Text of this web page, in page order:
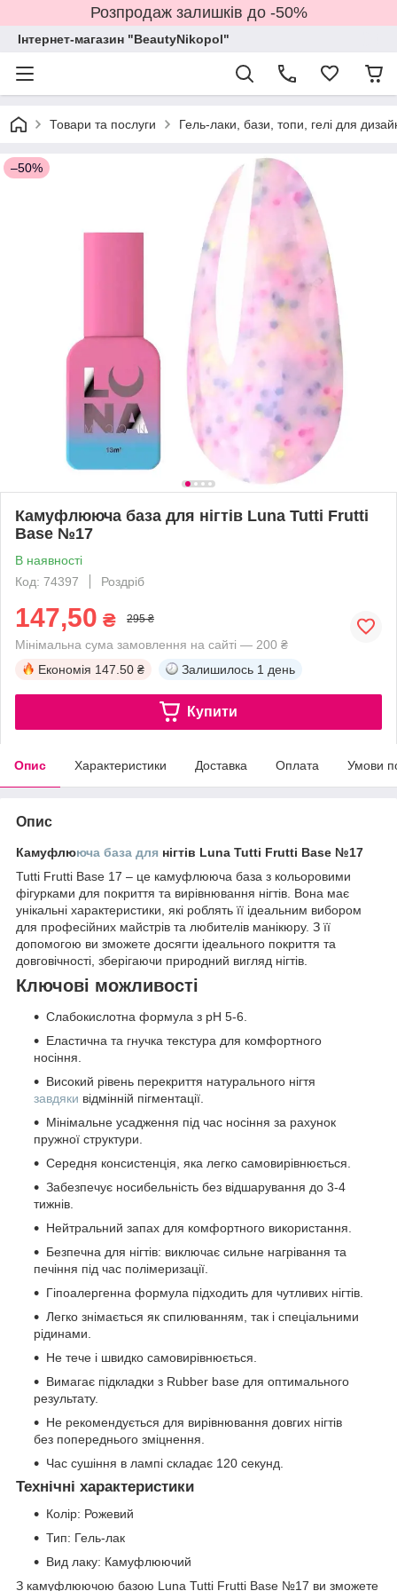
Розпродаж залишків до -50%
Інтернет-магазин "BeautyNikopol"
Товари та послуги Гель-лаки, бази, топи, гелі для
–50%
Камуфлююча база для нігтів Luna Tutti Frutti
Base №17
В наявності
Код: 74397
Роздріб
147,50 ₴ 295 ₴
Мінімальна сума замовлення на сайті — 200 ₴
Економія 147.50 ₴ Залишилось 1 день
Купити
Опис Характеристики Доставка Оплата Умови
Опис
Камуфлююча база для нігтів Luna Tutti Frutti Base №17
Tutti Frutti Base 17 – це камуфлююча база з кольоровими
фігурками для покриття та вирівнювання нігтів. Вона має
унікальні характеристики, які роблять її ідеальним вибором
для професійних майстрів та любителів манікюру. З її
допомогою ви зможете досягти ідеального покриття та
довговічності, зберігаючи природний вигляд нігтів.
Ключові можливості
Слабокислотна формула з pH 5-6.
Еластична та гнучка текстура для комфортного
носіння.
Високий рівень перекриття натурального нігтя
завдяки відмінній пігментації.
Мінімальне усадження під час носіння за рахунок
пружної структури.
Середня консистенція, яка легко самовирівнюється.
Забезпечує носибельність без відшарування до 3-4
тижнів.
Нейтральний запах для комфортного використання.
Безпечна для нігтів: виключає сильне нагрівання та
печіння під час полімеризації.
Гіпоалергенна формула підходить для чутливих нігтів.
Легко знімається як спилюванням, так і спеціальними
рідинами.
Не тече і швидко самовирівнюється.
Вимагає підкладки з Rubber base для оптимального
результату.
Не рекомендується для вирівнювання довгих нігтів
без попереднього зміцнення.
Час сушіння в лампі складає 120 секунд.
Технічні характеристики
Колір: Рожевий
Тип: Гель-лак
Вид лаку: Камуфлюючий
З камуфлюючою базою Luna Tutti Frutti Base №17 ви зможете